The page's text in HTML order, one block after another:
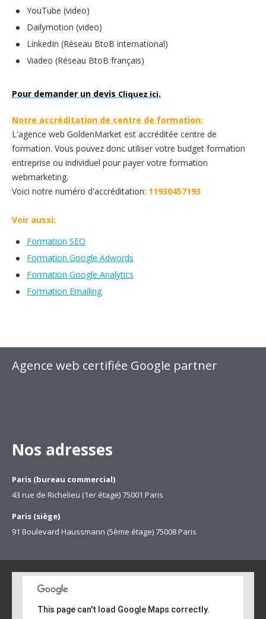
YouTube (video)
Dailymotion (video)
LinkedIn (Réseau BtoB international)
Viadeo (Réseau BtoB français)
Pour demander un devis Cliquez ici.
Notre accréditation de centre de formation:
L'agence web GoldenMarket est accréditée centre de
formation. Vous pouvez donc utiliser votre budget formation
entreprise ou individuel pour payer votre formation
webmarketing.
Voici notre numéro d'accréditation: 11930457193
Voir aussi:
Formation SEO
Formation Google Adwords
Formation Google Analytics
Formation Emailing
Agence web certifiée Google partner
Nos adresses
Paris (bureau commercial)
43 rue de Richelieu (1er étage) 75001 Paris
Paris (siège)
91 Boulevard Haussmann (5ème étage) 75008 Paris
This page can't load Google Maps correctly.